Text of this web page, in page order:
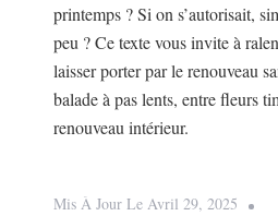
printemps ? Si on s’autorisait,
peu ? Ce texte vous invite à
laisser porter par le renouveau
balade à pas lents, entre fleurs
renouveau intérieur.
Mis À Jour Le Avril 29, 2025